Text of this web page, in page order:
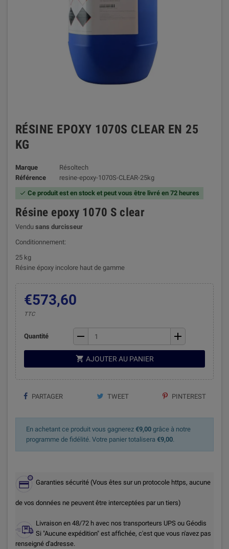
RÉSINE EPOXY 1070S CLEAR EN 25
KG
Marque
Résoltech
Référence
resine-epoxy-1070S-CLEAR-25kg
 Ce produit est en stock et peut vous être livré en 72 heures
Résine epoxy 1070 S clear
Vendu sans durcisseur
Conditionnement:
25 kg
Résine époxy incolore haut de gamme
€573,60
TTC
Quantité remove add
 AJOUTER AU PANIER
PARTAGER TWEET PINTEREST
En achetant ce produit vous gagnerez €9,00 grâce à notre
programme de fidélité. Votre panier totalisera €9,00.
Garanties sécurité (Vous êtes sur un protocole https, aucune
de vos données ne peuvent être interceptées par un tiers)
Livraison en 48/72 h avec nos transporteurs UPS ou Géodis
Si "Aucune expédition" est affichée, c'est que vous n'avez pas
renseigné d'adresse.